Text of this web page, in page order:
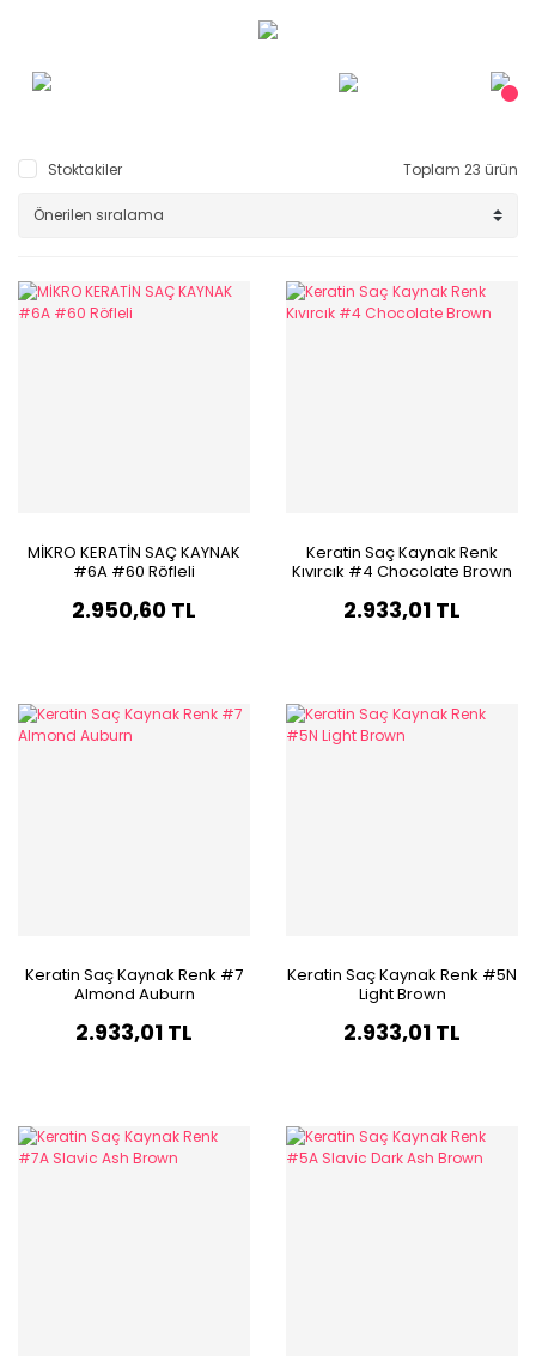
Stoktakiler Toplam 23 ürün
MİKRO KERATİN SAÇ KAYNAK
#6A #60 Röfleli
2.950,60 TL
Keratin Saç Kaynak Renk
Kıvırcık #4 Chocolate Brown
2.933,01 TL
Keratin Saç Kaynak Renk #7
Almond Auburn
2.933,01 TL
Keratin Saç Kaynak Renk #5N
Light Brown
2.933,01 TL